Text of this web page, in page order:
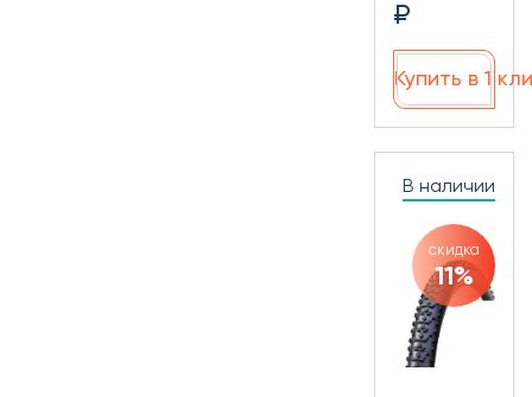
₽
Купить в 1
В наличии
скидка
11%